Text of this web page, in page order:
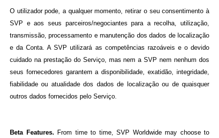
O utilizador pode, a qualquer momento, retirar o seu consentimento à
SVP e aos seus parceiros/negociantes para a recolha, utilização,
transmissão, processamento e manutenção dos dados de localização
e da Conta. A SVP utilizará as competências razoáveis e o devido
cuidado na prestação do Serviço, mas nem a SVP nem nenhum dos
seus fornecedores garantem a disponibilidade, exatidão, integridade,
fiabilidade ou atualidade dos dados de localização ou de quaisquer
outros dados fornecidos pelo Serviço.
Beta Features. From time to time, SVP Worldwide may choose to